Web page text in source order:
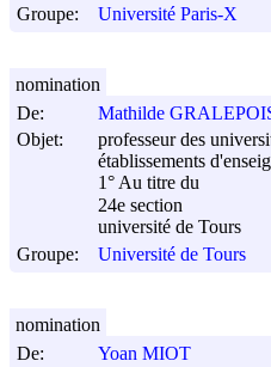
Groupe:
Université Paris-X
De:
Mathilde
Objet:
professeur des
établissements
1° Au titre du
24e section
université de Tours
Groupe:
Université de Tours
nomination
De:
Yoan MIOT
nomination